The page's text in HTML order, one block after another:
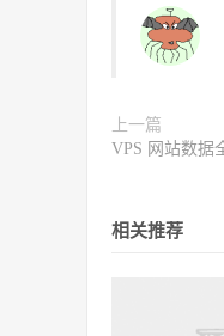
上一篇
VPS 网站数据
相关推荐